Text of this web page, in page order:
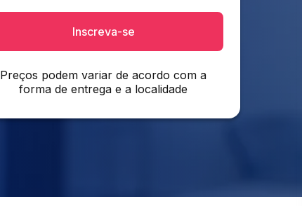
Inscreva-se
Preços podem variar de acordo com a
forma de entrega e a localidade